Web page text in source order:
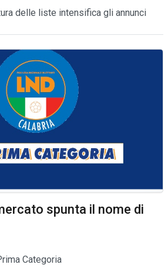
delle liste intensifica gli annunci
spunta il nome di
Categoria